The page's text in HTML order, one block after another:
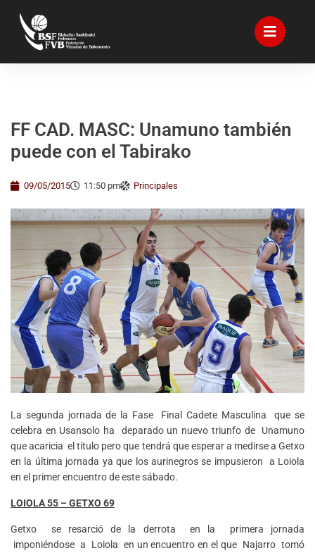
FF CAD. MASC: Unamuno también
puede con el Tabirako
09/05/2015 11:50 pm Principales
La segunda jornada de la Fase Final Cadete Masculina que se
celebra en Usansolo ha deparado un nuevo triunfo de Unamuno
que acaricia el título pero que tendrá que esperar a medirse a Getxo
en la última jornada ya que los aurinegros se impusieron a Loiola
en el primer encuentro de este sábado.
LOIOLA 55 – GETXO 69
Getxo se resarció de la derrota en la primera jornada
imponiéndose a Loiola en un encuentro en el que Najarro tomó